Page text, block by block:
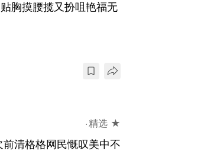
胸摸腰揽又扮咀艳福无
精选 ★
清格格网民慨叹美中不